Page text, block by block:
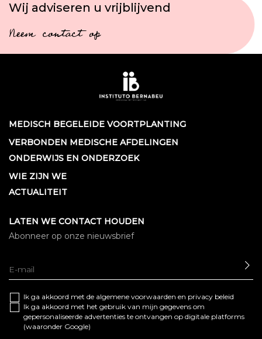
Wij adviseren u vrijblijvend
Neem contact op
MEDISCH BEGELEIDE VOORTPLANTING
VERBONDEN MEDISCHE AFDELINGEN
ONDERWIJS EN ONDERZOEK
WIE ZIJN WE
ACTUALITEIT
LATEN WE CONTACT HOUDEN
Abonneer op onze nieuwsbrief
Ik ga akkoord met de algemene voorwaarden en privacy beleid
Ik ga akkoord met het gebruik van mijn gegevens om
gepersonaliseerde advertenties te ontvangen op digitale platforms
(waaronder Google)